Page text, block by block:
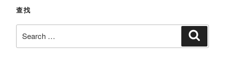
查找
for: